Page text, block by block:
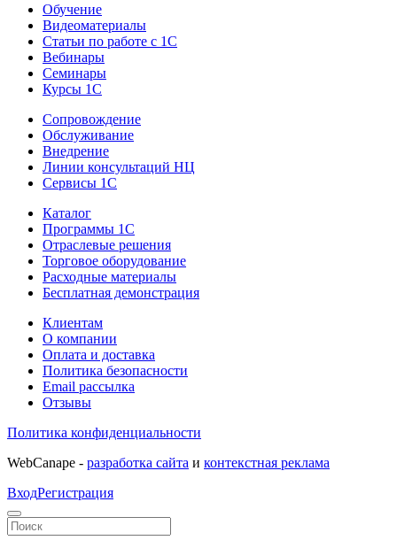
Обучение
Видеоматериалы
Статьи по работе с 1С
Вебинары
Семинары
Курсы 1С
Сопровождение
Обслуживание
Внедрение
Линии консультаций НЦ
Сервисы 1С
Каталог
Программы 1С
Отраслевые решения
Торговое оборудование
Расходные материалы
Бесплатная демонстрация
Клиентам
О компании
Оплата и доставка
Политика безопасности
Email рассылка
Отзывы
Политика конфиденциальности
WebCanape - разработка сайта и контекстная реклама
ВходРегистрация